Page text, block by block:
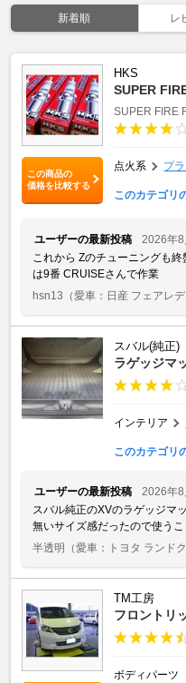
新着順 レ
この商品の
価格を比較する
HKS
SUPER
SUPER FIRE
点火系 プ
このカテゴリ
ユーザーの最新投稿
2026年8
これから Zのチューニングも
は9番 CRUISEさんで作業
hsn13 （愛車：日産 フェアレデ
スバル(純正)
ラゲッジマ
インテリア
このカテゴリ
ユーザーの最新投稿
2026年8
スバル純正のXVのラゲッジマ
無いサイズ感だったので使うこ
半透明 （愛車：トヨタ ランド
TM工房
フロントリ
ボディパーツ